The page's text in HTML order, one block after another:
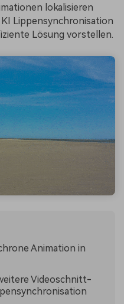
lokalisieren
Lippensynchronisation
Lösung vorstellen.
Animation in
Videoschnitt-